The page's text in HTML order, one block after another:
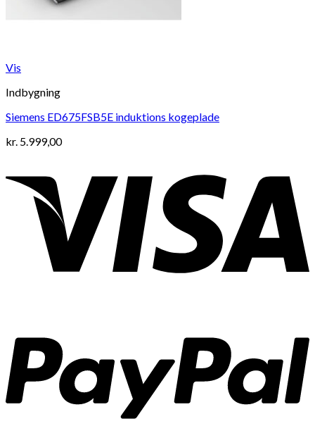
Vis
Indbygning
Siemens ED675FSB5E induktions kogeplade
kr. 5.999,00